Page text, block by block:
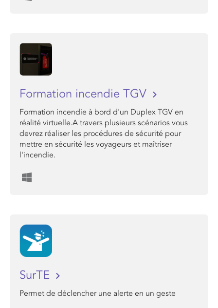
Formation incendie TGV
Formation incendie à bord d'un Duplex TGV en
réalité virtuelle.A travers plusieurs scénarios vous
devrez réaliser les procédures de sécurité pour
mettre en sécurité les voyageurs et maîtriser
l'incendie.
SurTE
Permet de déclencher une alerte en un geste